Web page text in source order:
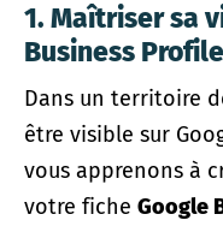
1. Maîtriser sa
Business
Dans un territoire
être visible sur
vous apprenons à
votre fiche Google